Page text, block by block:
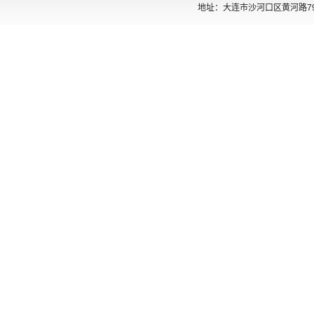
地址：大连市沙河口区黄河